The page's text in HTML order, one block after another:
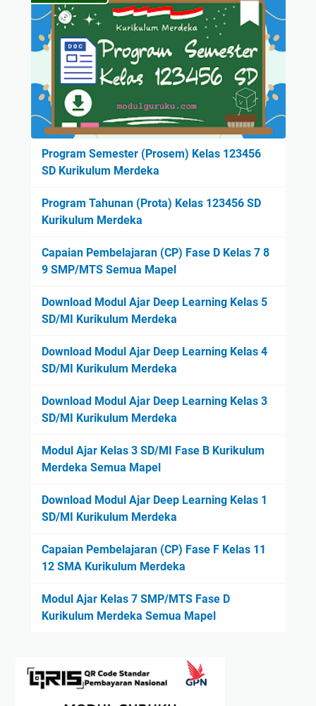
Program Semester (Prosem) Kelas 123456
SD Kurikulum Merdeka
Program Tahunan (Prota) Kelas 123456 SD
Kurikulum Merdeka
Capaian Pembelajaran (CP) Fase D Kelas 7 8
9 SMP/MTS Semua Mapel
Download Modul Ajar Deep Learning Kelas 5
SD/MI Kurikulum Merdeka
Download Modul Ajar Deep Learning Kelas 4
SD/MI Kurikulum Merdeka
Download Modul Ajar Deep Learning Kelas 3
SD/MI Kurikulum Merdeka
Modul Ajar Kelas 3 SD/MI Fase B Kurikulum
Merdeka Semua Mapel
Download Modul Ajar Deep Learning Kelas 1
SD/MI Kurikulum Merdeka
Capaian Pembelajaran (CP) Fase F Kelas 11
12 SMA Kurikulum Merdeka
Modul Ajar Kelas 7 SMP/MTS Fase D
Kurikulum Merdeka Semua Mapel